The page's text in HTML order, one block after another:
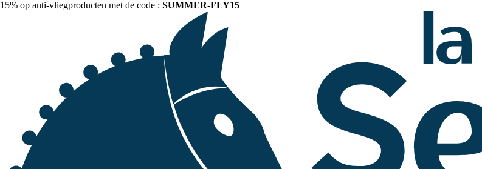
15% op anti-vliegproducten met de code : SUMMER-FLY15